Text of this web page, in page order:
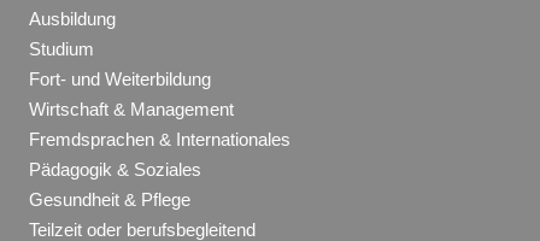
Ausbildung
Studium
Fort- und Weiterbildung
Wirtschaft & Management
Fremdsprachen & Internationales
Pädagogik & Soziales
Gesundheit & Pflege
Teilzeit oder berufsbegleitend